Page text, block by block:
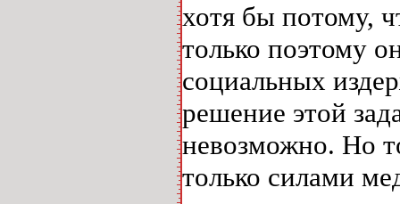
хотя бы потому,
только поэтому
социальных
решение этой
невозможно. Но
только силами